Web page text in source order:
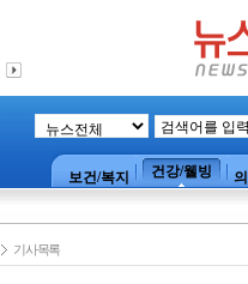
보건/복지 건강/웰빙
기사목록